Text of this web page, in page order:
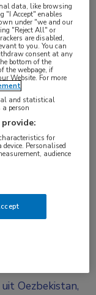
backbone
met een
van
bevonden
met
Dit is naar
Oezbekistan,
,Tuberculose
data, like browsing
"I Accept" enables
under "we and our
"Reject All" or
are disabled,
to you. You can
consent at any
bottom of the
the webpage, if
Website. For more
and statistical
person
for
Personalised
audience